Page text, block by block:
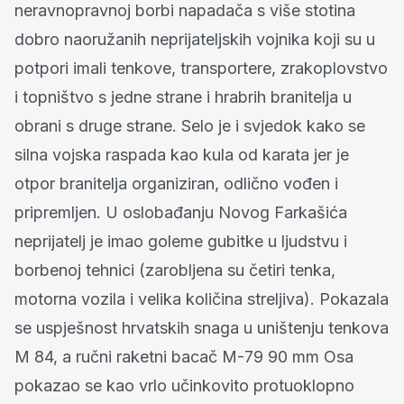
neravnopravnoj borbi napadača s više stotina
dobro naoružanih neprijateljskih vojnika koji su u
potpori imali tenkove, transportere, zrakoplovstvo
i topništvo s jedne strane i hrabrih branitelja u
obrani s druge strane. Selo je i svjedok kako se
silna vojska raspada kao kula od karata jer je
otpor branitelja organiziran, odlično vođen i
pripremljen. U oslobađanju Novog Farkašića
neprijatelj je imao goleme gubitke u ljudstvu i
borbenoj tehnici (zarobljena su četiri tenka,
motorna vozila i velika količina streljiva). Pokazala
se uspješnost hrvatskih snaga u uništenju tenkova
M 84, a ručni raketni bacač M-79 90 mm Osa
pokazao se kao vrlo učinkovito protuoklopno